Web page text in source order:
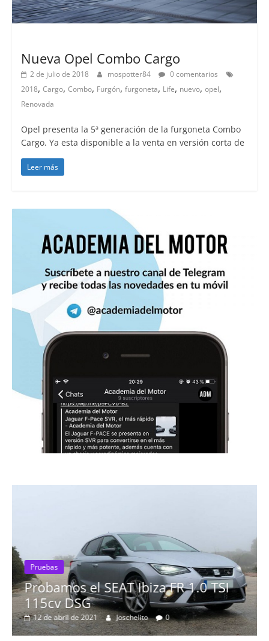
Nueva Opel Combo Cargo
2 de julio de 2018 mospotter84
0 comentarios
2018, Cargo, Combo, Furgón, furgoneta, Life, nuevo, opel,
Renovada
Opel presenta la 5ª generación de la furgoneta Combo
Cargo. Ya esta disponible a la venta en versión corta de
Leer más
el SEAT Ibiza FR 1.0 TSI
DSG
de 2021 Joschelito
0
Pruebas